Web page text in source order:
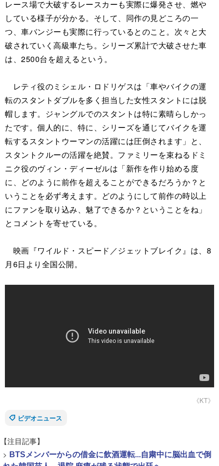
レース場で大破するレースカーも実際に爆発させ、燃や
している様子が分かる。そして、同作の見どころの一
つ、車バンジーも実際に行っているとのこと。次々と大
破されていく高級車たち。シリーズ累計で大破させた車
は、2500台を超えるという。
レティ役のミシェル・ロドリゲスは「車やバイクの運
転のスタントダブルを多く担当した女性スタントには脱
帽します。ジャングルでのスタントは特に素晴らしかっ
たです。個人的に、特に、シリーズを通じてバイクを運
転するスタントウーマンの活躍には圧倒されます」と、
スタントクルーの活躍を絶賛。ファミリーを束ねるドミ
ニク役のヴィン・ディーゼルは「新作を作り始める度
に、どのように前作を超えることができるだろうか？と
いうことを必ず考えます。どのようにして前作の時以上
にファンを取り込み、魅了できるか？ということをね」
とコメントを寄せている。
映画『ワイルド・スピード／ジェットブレイク』は、8
月6日より全国公開。
《KT》
ビデオニュース
【注目記事】
> BTSメンバーからの借金に飲酒運転...自粛中に脳出血で倒